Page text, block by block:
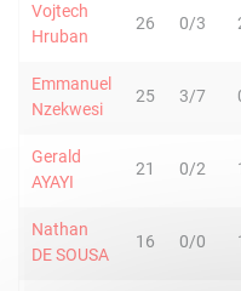
Vojtech
Hruban
26 0/3
Emmanuel
Nzekwesi
25 3/7
Gerald
AYAYI
21 0/2
Nathan
DE SOUSA
16 0/0